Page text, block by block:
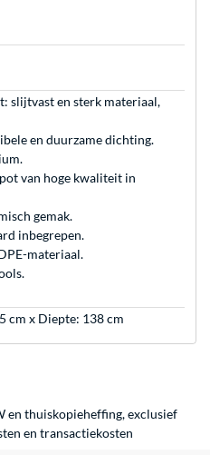
slijtvast en sterk materiaal,
en duurzame dichting.
van hoge kwaliteit in
gemak.
inbegrepen.
materiaal.
cm x Diepte: 138 cm
en thuiskopieheffing, exclusief
en transactiekosten